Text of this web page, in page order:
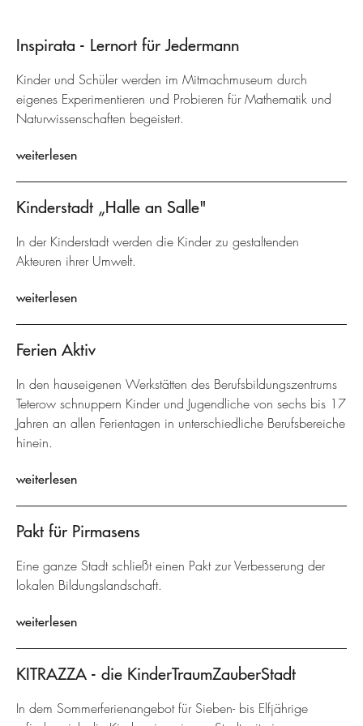
Inspirata - Lernort für Jedermann
Kinder und Schüler werden im Mitmachmuseum durch
eigenes Experimentieren und Probieren für Mathematik und
Naturwissenschaften begeistert.
weiterlesen
Kinderstadt „Halle an Salle"
In der Kinderstadt werden die Kinder zu gestaltenden
Akteuren ihrer Umwelt.
weiterlesen
Ferien Aktiv
In den hauseigenen Werkstätten des Berufsbildungszentrums
Teterow schnuppern Kinder und Jugendliche von sechs bis 17
Jahren an allen Ferientagen in unterschiedliche Berufsbereiche
hinein.
weiterlesen
Pakt für Pirmasens
Eine ganze Stadt schließt einen Pakt zur Verbesserung der
lokalen Bildungslandschaft.
weiterlesen
KITRAZZA - die KinderTraumZauberStadt
In dem Sommerferienangebot für Sieben- bis Elfjährige